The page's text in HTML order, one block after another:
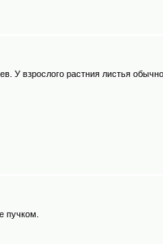
У взрослого растния листья
пучком.